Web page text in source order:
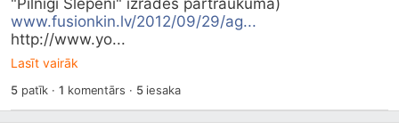
www.fusionkin.lv/2012/09/29/ag...
http://www.yo...
Lasīt vairāk
5patīk ·1 komentārs · 5iesaka